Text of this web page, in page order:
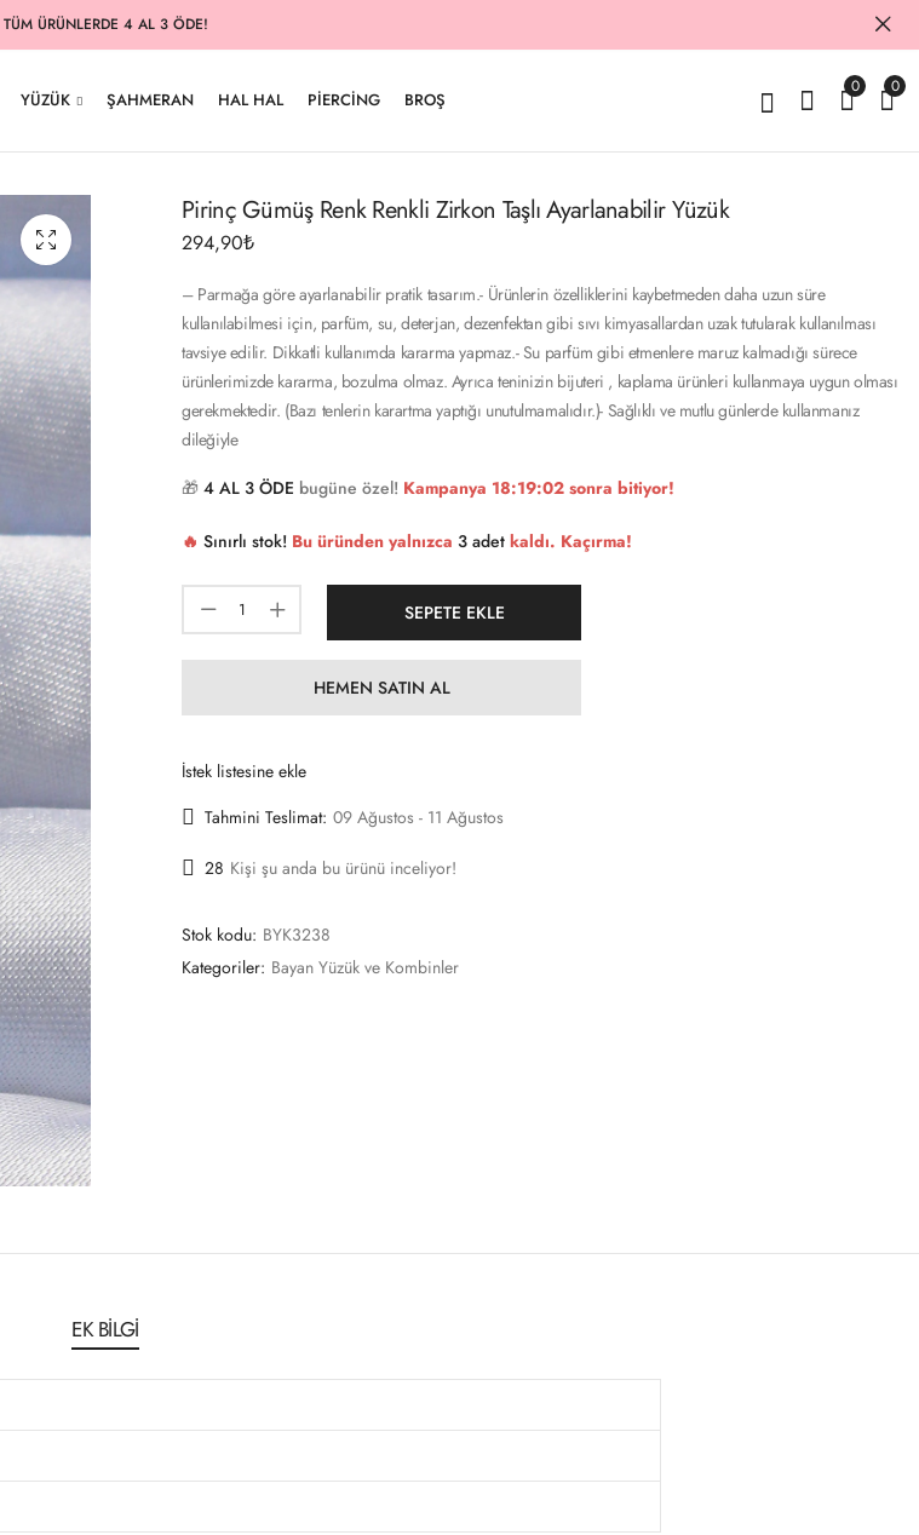
500TL ve ÜZERİ ÜCRETSİZ KARGO
YÜZÜK ŞAHMERAN HAL HAL PIERCING BROŞ
0 0
Pirinç Gümüş Renk Renkli Zirkon Taşlı Ayarlanabilir Yüzük
294,90₺
– Parmağa göre ayarlanabilir pratik tasarım.- Ürünlerin özelliklerini kaybetmeden daha uzun süre
kullanılabilmesi için, parfüm, su, deterjan, dezenfektan gibi sıvı kimyasallardan uzak tutularak kullanılması
tavsiye edilir. Dikkatli kullanımda kararma yapmaz.- Su parfüm gibi etmenlere maruz kalmadığı sürece
ürünlerimizde kararma, bozulma olmaz. Ayrıca teninizin bijuteri , kaplama ürünleri kullanmaya uygun olması
gerekmektedir. (Bazı tenlerin karartma yaptığı unutulmamalıdır.)- Sağlıklı ve mutlu günlerde kullanmanız
dileğiyle
🎁 4 AL 3 ÖDE bugüne özel! Kampanya 18:19:01sonra bitiyor!
🔥 Sınırlı stok! Bu üründen yalnızca 3 adet kaldı. Kaçırma!
SEPETE EKLE
HEMEN SATIN AL
İstek listesine ekle
Tahmini Teslimat: 09 Ağustos - 11 Ağustos
28 Kişi şu anda bu ürünü inceliyor!
Stok kodu: BYK3238
Kategoriler: Bayan Yüzük ve Kombinler
EK BILGI